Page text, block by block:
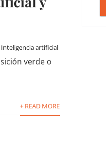
Inteligencia artificial
verde o
+ READ MORE